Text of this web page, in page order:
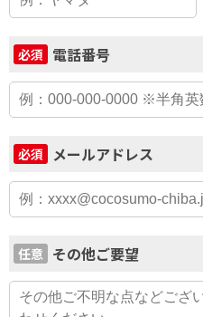
必須 電話番号
必須 メールアドレス
任意 その他ご要望